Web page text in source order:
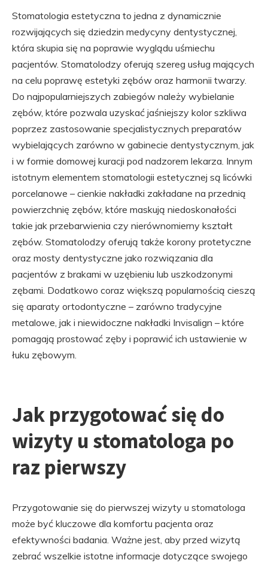
Stomatologia estetyczna to jedna z dynamicznie
rozwijających się dziedzin medycyny dentystycznej,
która skupia się na poprawie wyglądu uśmiechu
pacjentów. Stomatolodzy oferują szereg usług mających
na celu poprawę estetyki zębów oraz harmonii twarzy.
Do najpopularniejszych zabiegów należy wybielanie
zębów, które pozwala uzyskać jaśniejszy kolor szkliwa
poprzez zastosowanie specjalistycznych preparatów
wybielających zarówno w gabinecie dentystycznym, jak
i w formie domowej kuracji pod nadzorem lekarza. Innym
istotnym elementem stomatologii estetycznej są licówki
porcelanowe – cienkie nakładki zakładane na przednią
powierzchnię zębów, które maskują niedoskonałości
takie jak przebarwienia czy nierównomierny kształt
zębów. Stomatolodzy oferują także korony protetyczne
oraz mosty dentystyczne jako rozwiązania dla
pacjentów z brakami w uzębieniu lub uszkodzonymi
zębami. Dodatkowo coraz większą popularnością cieszą
się aparaty ortodontyczne – zarówno tradycyjne
metalowe, jak i niewidoczne nakładki Invisalign – które
pomagają prostować zęby i poprawić ich ustawienie w
łuku zębowym.
Jak przygotować się do
wizyty u stomatologa po
raz pierwszy
Przygotowanie się do pierwszej wizyty u stomatologa
może być kluczowe dla komfortu pacjenta oraz
efektywności badania. Ważne jest, aby przed wizytą
zebrać wszelkie istotne informacje dotyczące swojego